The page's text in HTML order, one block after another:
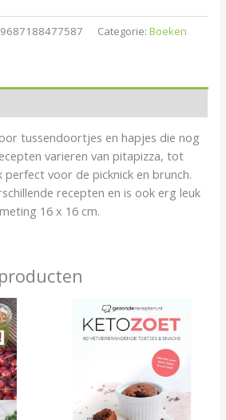
Categorie:Boeken
tussendoortjes en hapjes die nog
varieren van pitapizza, tot
voor de picknick en brunch.
recepten en is ook erg leuk
16 x 16 cm.